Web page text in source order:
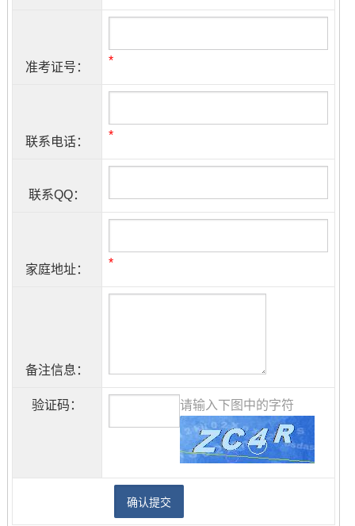
准考证号： *
联系电话： *
联系QQ：
家庭地址： *
备注信息：
验证码： 请输入下图中的字符